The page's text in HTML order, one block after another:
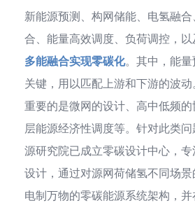
新能源预测、构网储能、电氢融
合、能量高效调度、负荷调控，
多能融合实现零碳化。其中，能
关键，用以匹配上游和下游的波
重要的是微网的设计、高中低频
层能源经济性调度等。针对此类
源研究院已成立零碳设计中心，
设计，通过对源网荷储氢不同场
电制万物的零碳能源系统架构，